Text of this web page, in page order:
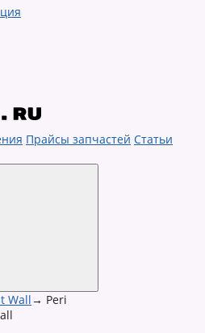
Прайсы запчастей Статьи
Wall→ Peri